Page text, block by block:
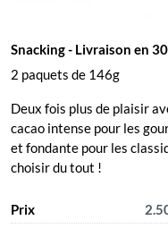
Snacking- Livraison en
2 paquets de 146g
Deux fois plus de plaisir
cacao intense pour les
et fondante pour les
choisir du tout !
Prix